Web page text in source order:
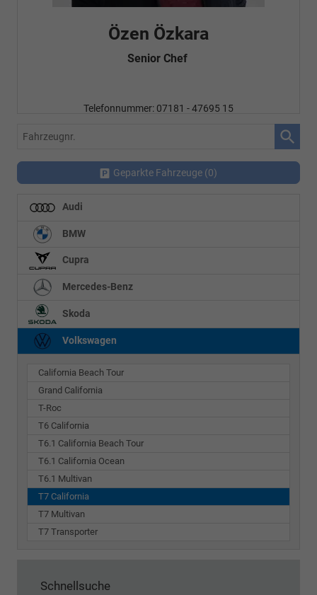
Özen Özkara
Senior Chef
Telefonnummer: 07181 - 47695 15
Fahrzeugnr.
Geparkte Fahrzeuge (0)
Audi
BMW
Cupra
Mercedes-Benz
Skoda
Volkswagen
California Beach Tour
Grand California
T-Roc
T6 California
T6.1 California Beach Tour
T6.1 California Ocean
T6.1 Multivan
T7 California
T7 Multivan
T7 Transporter
Schnellsuche